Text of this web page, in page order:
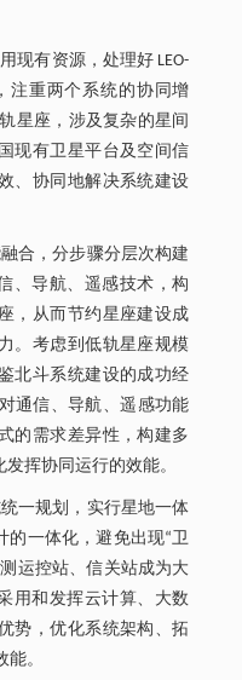
现有资源，处理好 LEO-
注重两个系统的协同增
星座，涉及复杂的星间
现有卫星平台及空间信
、协同地解决系统建设
合，分步骤分层次构建
、导航、遥感技术，构
，从而节约星座建设成
。考虑到低轨星座规模
北斗系统建设的成功经
通信、导航、遥感功能
的需求差异性，构建多
挥协同运行的效能。
一规划，实行星地一体
的一体化，避免出现“卫
运控站、信关站成为大
用和发挥云计算、大数
势，优化系统架构、拓
。